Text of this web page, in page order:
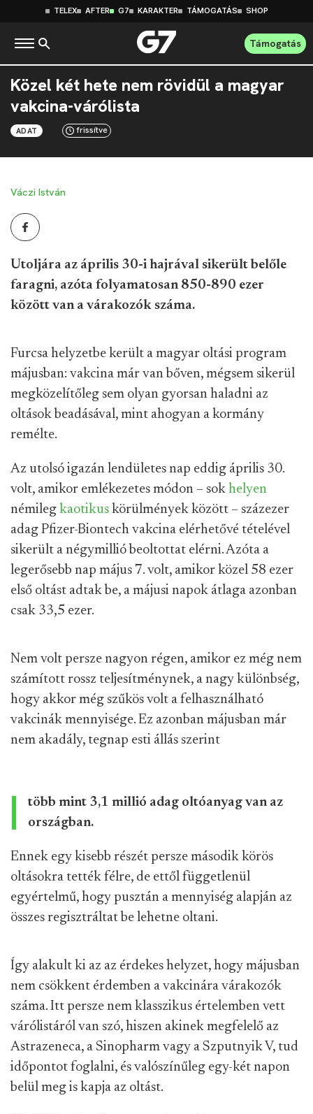
TELEX AFTER G7 KARAKTER TÁMOGATÁS SHOP
Támogatás
Közel két hete nem rövidül a magyar
vakcina-várólista
ADAT frissítve
Váczi István
Utoljára az április 30-i hajrával sikerült belőle
faragni, azóta folyamatosan 850-890 ezer
között van a várakozók száma.
Furcsa helyzetbe került a magyar oltási program
májusban: vakcina már van bőven, mégsem sikerül
megközelítőleg sem olyan gyorsan haladni az
oltások beadásával, mint ahogyan a kormány
remélte.
Az utolsó igazán lendületes nap eddig április 30.
volt, amikor emlékezetes módon – sok helyen
némileg kaotikus körülmények között – százezer
adag Pfizer-Biontech vakcina elérhetővé tételével
sikerült a négymillió beoltottat elérni. Azóta a
legerősebb nap május 7. volt, amikor közel 58 ezer
első oltást adtak be, a májusi napok átlaga azonban
csak 33,5 ezer.
Nem volt persze nagyon régen, amikor ez még nem
számított rossz teljesítménynek, a nagy különbség,
hogy akkor még szűkös volt a felhasználható
vakcinák mennyisége. Ez azonban májusban már
nem akadály, tegnap esti állás szerint
több mint 3,1 millió adag oltóanyag van az
országban.
Ennek egy kisebb részét persze második körös
oltásokra tették félre, de ettől függetlenül
egyértelmű, hogy pusztán a mennyiség alapján az
összes regisztráltat be lehetne oltani.
Így alakult ki az az érdekes helyzet, hogy májusban
nem csökkent érdemben a vakcinára várakozók
száma. Itt persze nem klasszikus értelemben vett
várólistáról van szó, hiszen akinek megfelelő az
Astrazeneca, a Sinopharm vagy a Szputnyik V, tud
időpontot foglalni, és valószínűleg egy-két napon
belül meg is kapja az oltást.